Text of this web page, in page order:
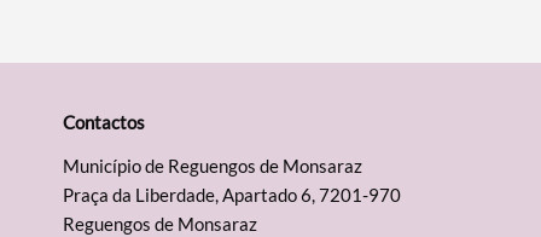
Contactos
Município de Reguengos de Monsaraz
Praça da Liberdade, Apartado 6, 7201-970
Reguengos de Monsaraz